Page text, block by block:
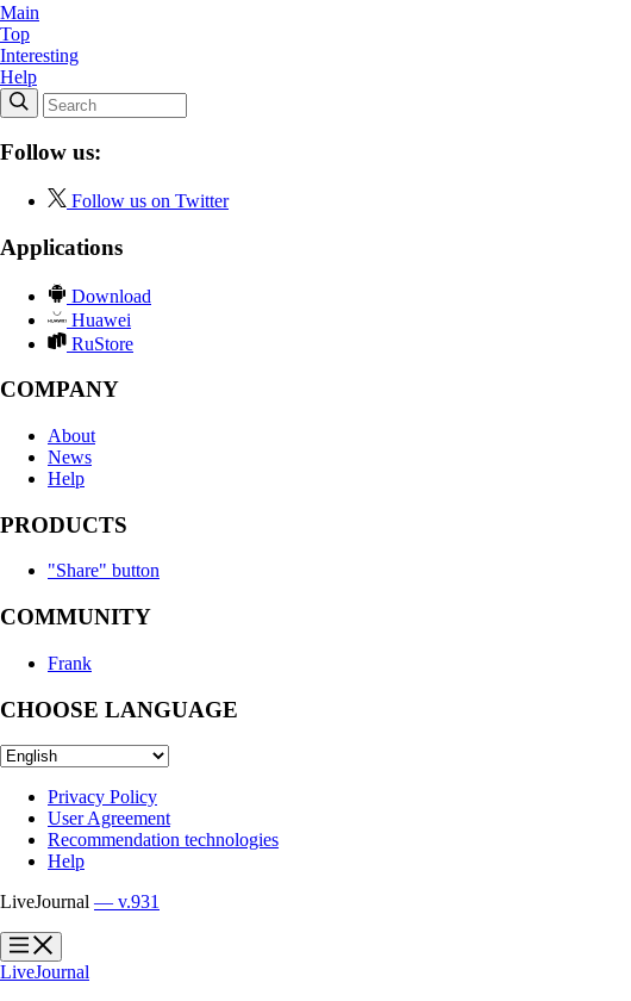
Main
Top
Interesting
Help
Follow us:
Follow us on Twitter
Applications
Download
Huawei
RuStore
COMPANY
About
News
Help
PRODUCTS
"Share" button
COMMUNITY
Frank
CHOOSE LANGUAGE
Privacy Policy
User Agreement
Recommendation technologies
Help
LiveJournal — v.931
?
?
LiveJournal